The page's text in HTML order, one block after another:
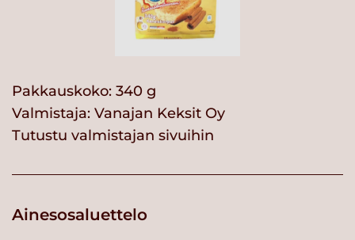
Pakkauskoko: 340 g
Valmistaja: Vanajan Keksit Oy
Tutustu valmistajan sivuihin
Ainesosaluettelo